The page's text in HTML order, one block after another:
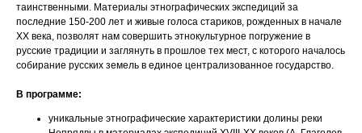
таинственными. Материалы этнографических экспедиций за
последние 150-200 лет и живые голоса стариков, рожденных в начале
XX века, позволят нам совершить этнокультурное погружение в
русские традиции и заглянуть в прошлое тех мест, с которого началось
собирание русских земель в единое централизованное государство.
В программе:
уникальные этнографические характеристики долины реки